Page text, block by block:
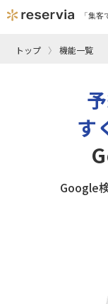
「集
トップ 機能一覧
す
Google